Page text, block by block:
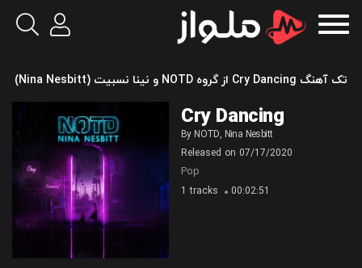
تک آهنگ Cry Dancing از گروه NOTD و نینا نسبیت (Nina Nesbitt)
Cry Dancing
By NOTD, Nina Nesbitt
Released on 07/17/2020
Pop
1 tracks 00:02:51